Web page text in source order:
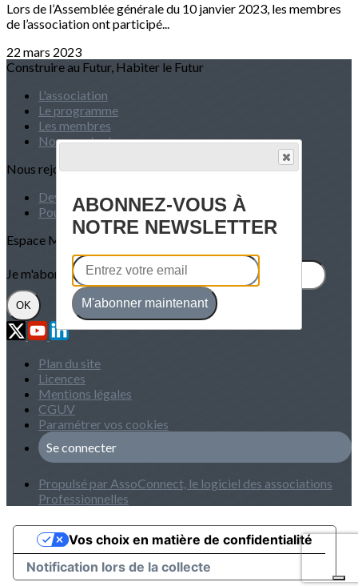
Lors de l’Assemblée générale du 10 janvier 2023, les membres
de l’association ont participé...
22 mars 2023
Construire au Futur, Habiter le Futur
L'association
Le programme
Les membres
Nous contacter
Nous rejoindre
Devenir Membre
Pourquoi adhérer ?
Espace Membre
Je m'abonne à la newsletter
OK
Plan du site
Licences
Mentions légales
CGUV
Paramétrer vos cookies
Se connecter
Propulsé par AssoConnect, le logiciel des associations
Professionnelles
Notification lors de la collecte
Vos choix en matière de confidentialité
ABONNEZ-VOUS À
NOTRE NEWSLETTER
M'abonner maintenant